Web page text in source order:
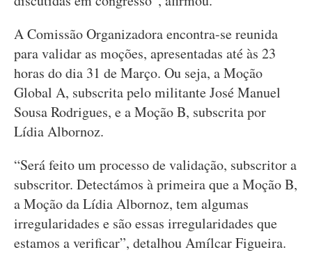
A Comissão Organizadora encontra-se reunida
para validar as moções, apresentadas até às 23
horas do dia 31 de Março. Ou seja, a Moção
Global A, subscrita pelo militante José Manuel
Sousa Rodrigues, e a Moção B, subscrita por
Lídia Albornoz.
“Será feito um processo de validação, subscritor a
subscritor. Detectámos à primeira que a Moção B,
a Moção da Lídia Albornoz, tem algumas
irregularidades e são essas irregularidades que
estamos a verificar”, detalhou Amílcar Figueira.